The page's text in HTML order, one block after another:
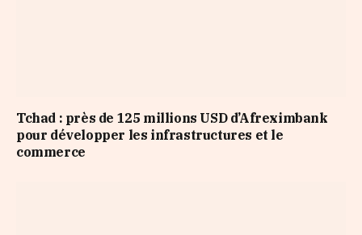
Tchad : près de 125 millions USD d’Afreximbank
pour développer les infrastructures et le
commerce